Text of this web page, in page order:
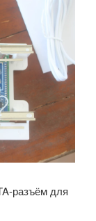
разъём для